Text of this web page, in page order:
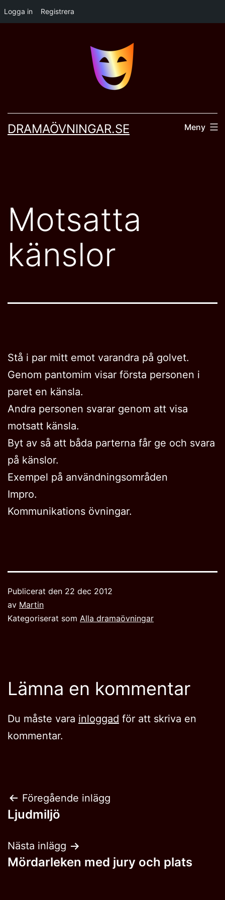
Logga in Registrera
DRAMAÖVNINGAR.SE Meny
Motsatta
känslor
Stå i par mitt emot varandra på golvet.
Genom pantomim visar första personen i
paret en känsla.
Andra personen svarar genom att visa
motsatt känsla.
Byt av så att båda parterna får ge och svara
på känslor.
Exempel på användningsområden
Impro.
Kommunikations övningar.
Publicerat den 22 dec 2012
av Martin
Kategoriserat som Alla dramaövningar
Lämna en kommentar
Du måste vara inloggad för att skriva en
kommentar.
Inläggsnavigering
Föregående inlägg
Ljudmiljö
Nästa inlägg
Mördarleken med jury och plats